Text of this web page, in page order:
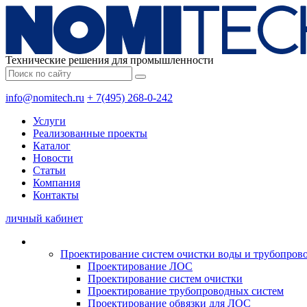
Технические решения для промышленности
info@nomitech.ru + 7(495) 268-0-242
Услуги
Реализованные проекты
Каталог
Новости
Статьи
Компания
Контакты
личный кабинет
Проектирование систем очистки воды и
Проектирование ЛОС
Проектирование систем очистки
Проектирование трубопроводных систем
Проектирование обвязки для ЛОС